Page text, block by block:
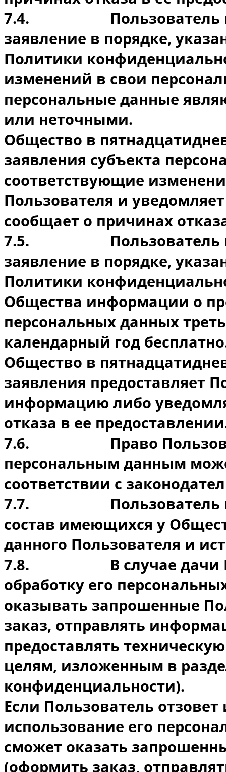
7.4.
заявление в порядке,
Политики
изменений в свои
персональные данные
или неточными.
Общество в
заявления субъекта
соответствующие
Пользователя и
сообщает о причинах
7.5.
заявление в порядке,
Политики
Общества информации о
персональных данных
календарный год
Общество в
заявления предоставляет
информацию либо
отказа в ее
7.6.
Право
персональным данным
соответствии с
7.7.
состав имеющихся у
данного Пользователя и
7.8.
В случае дачи
обработку его
оказывать запрошенные
заказ, отправлять
предоставлять
целям, изложенным в
конфиденциальности).
Если Пользователь
использование его
сможет оказать
(оформить заказ,